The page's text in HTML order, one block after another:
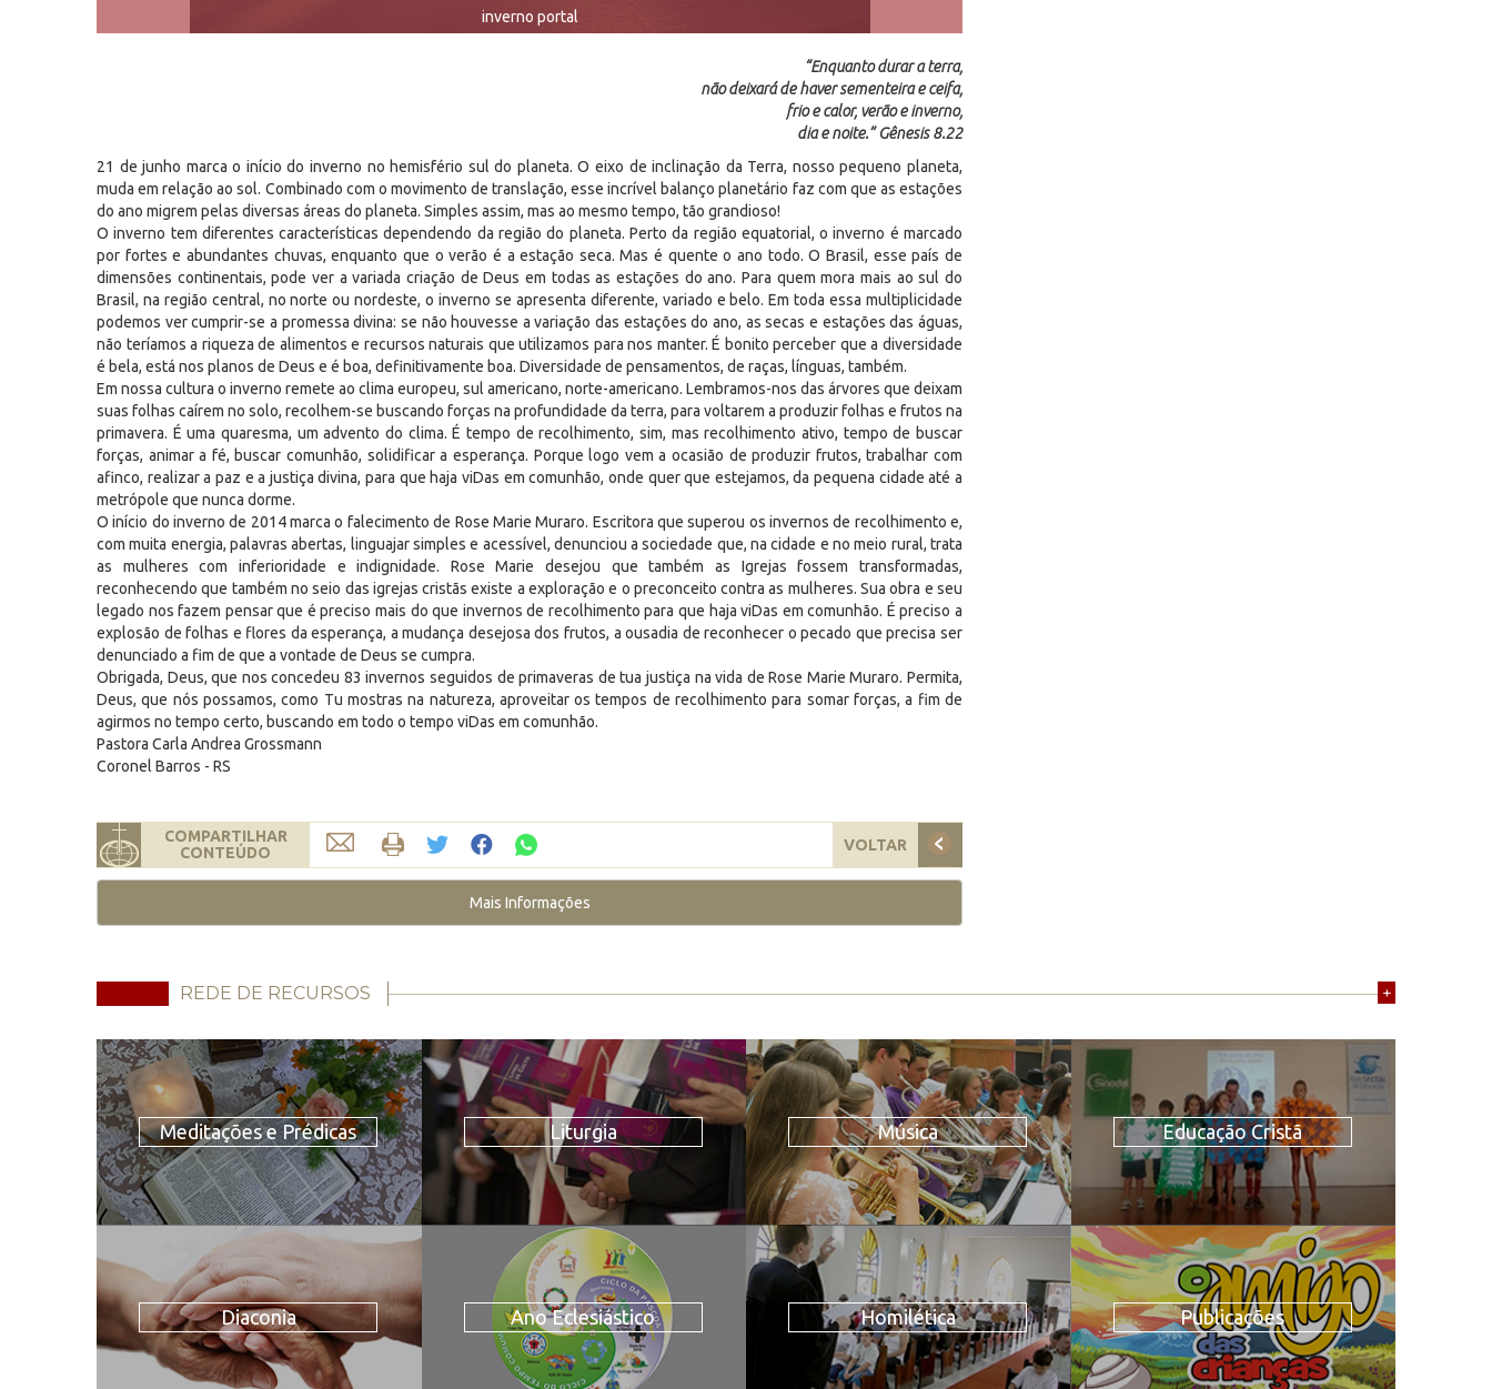
inverno portal
“Enquanto durar a terra,
não deixará de haver sementeira e ceifa,
frio e calor, verão e inverno,
dia e noite.” Gênesis 8.22
21 de junho marca o início do inverno no hemisfério sul do planeta. O eixo de inclinação da Terra, nosso pequeno planeta,
muda em relação ao sol. Combinado com o movimento de translação, esse incrível balanço planetário faz com que as estações
do ano migrem pelas diversas áreas do planeta. Simples assim, mas ao mesmo tempo, tão grandioso!
O inverno tem diferentes características dependendo da região do planeta. Perto da região equatorial, o inverno é marcado
por fortes e abundantes chuvas, enquanto que o verão é a estação seca. Mas é quente o ano todo. O Brasil, esse país de
dimensões continentais, pode ver a variada criação de Deus em todas as estações do ano. Para quem mora mais ao sul do
Brasil, na região central, no norte ou nordeste, o inverno se apresenta diferente, variado e belo. Em toda essa multiplicidade
podemos ver cumprir-se a promessa divina: se não houvesse a variação das estações do ano, as secas e estações das águas,
não teríamos a riqueza de alimentos e recursos naturais que utilizamos para nos manter. É bonito perceber que a diversidade
é bela, está nos planos de Deus e é boa, definitivamente boa. Diversidade de pensamentos, de raças, línguas, também.
Em nossa cultura o inverno remete ao clima europeu, sul americano, norte-americano. Lembramos-nos das árvores que deixam
suas folhas caírem no solo, recolhem-se buscando forças na profundidade da terra, para voltarem a produzir folhas e frutos na
primavera. É uma quaresma, um advento do clima. É tempo de recolhimento, sim, mas recolhimento ativo, tempo de buscar
forças, animar a fé, buscar comunhão, solidificar a esperança. Porque logo vem a ocasião de produzir frutos, trabalhar com
afinco, realizar a paz e a justiça divina, para que haja viDas em comunhão, onde quer que estejamos, da pequena cidade até a
metrópole que nunca dorme.
O início do inverno de 2014 marca o falecimento de Rose Marie Muraro. Escritora que superou os invernos de recolhimento e,
com muita energia, palavras abertas, linguajar simples e acessível, denunciou a sociedade que, na cidade e no meio rural, trata
as mulheres com inferioridade e indignidade. Rose Marie desejou que também as Igrejas fossem transformadas,
reconhecendo que também no seio das igrejas cristãs existe a exploração e o preconceito contra as mulheres. Sua obra e seu
legado nos fazem pensar que é preciso mais do que invernos de recolhimento para que haja viDas em comunhão. É preciso a
explosão de folhas e flores da esperança, a mudança desejosa dos frutos, a ousadia de reconhecer o pecado que precisa ser
denunciado a fim de que a vontade de Deus se cumpra.
Obrigada, Deus, que nos concedeu 83 invernos seguidos de primaveras de tua justiça na vida de Rose Marie Muraro. Permita,
Deus, que nós possamos, como Tu mostras na natureza, aproveitar os tempos de recolhimento para somar forças, a fim de
agirmos no tempo certo, buscando em todo o tempo viDas em comunhão.
Pastora Carla Andrea Grossmann
Coronel Barros - RS
COMPARTILHAR
CONTEÚDO
VOLTAR
Mais Informações
REDE DE RECURSOS +
Meditações e Prédicas Liturgia Música Educação Cristã
Diaconia Ano Eclesiástico Homilética Publicações